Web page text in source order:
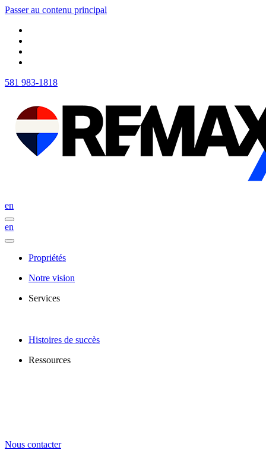
Passer au contenu principal
581 983-1818
en
en
Propriétés
Notre vision
Services
Histoires de succès
Ressources
Nous contacter